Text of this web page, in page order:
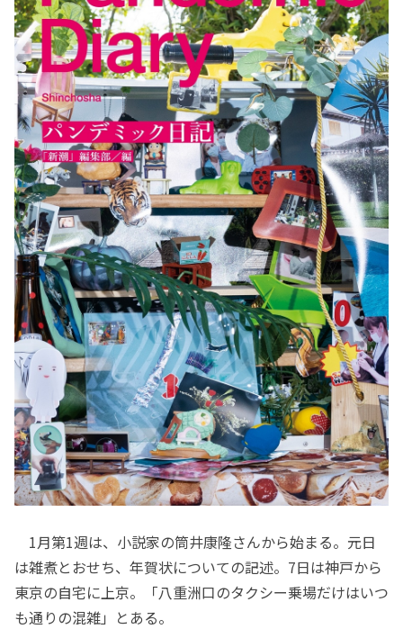
1月第1週は、小説家の筒井康隆さんから始まる。元日
は雑煮とおせち、年賀状についての記述。7日は神戸から
東京の自宅に上京。「八重洲口のタクシー乗場だけはいつ
も通りの混雑」とある。